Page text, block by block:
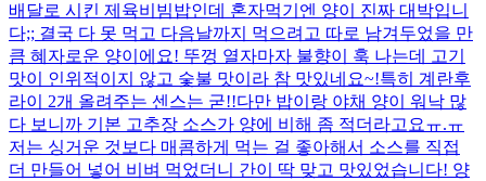
배달로 시킨 제육비빔밥인데 혼자먹기엔 양이 진짜 대박입니
다;; 결국 다 못 먹고 다음날까지 먹으려고 따로 남겨두었을 만
큼 혜자로운 양이에요! 뚜껑 열자마자 불향이 훅 나는데 고기
맛이 인위적이지 않고 숯불 맛이라 참 맛있네요~!특히 계란후
라이 2개 올려주는 센스는 굳!! ​다만 밥이랑 야채 양이 워낙 많
다 보니까 기본 고추장 소스가 양에 비해 좀 적더라고요ㅠ.ㅠ
저는 싱거운 것보다 매콤하게 먹는 걸 좋아해서 소스를 직접
더 만들어 넣어 비벼 먹었더니 간이 딱 맞고 맛있었습니다! 양